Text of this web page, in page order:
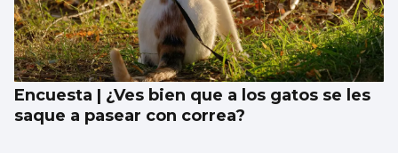
Encuesta | ¿Ves bien que a los gatos se les
saque a pasear con correa?